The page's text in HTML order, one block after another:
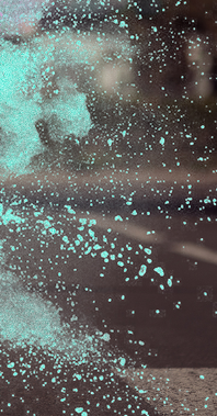
Podaci za obuku AI